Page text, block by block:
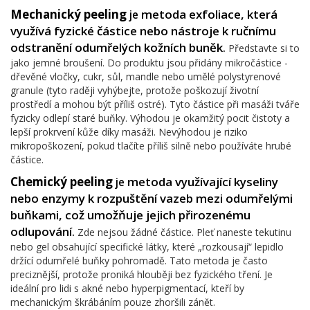
Mechanický peeling je metoda exfoliace, která
využívá fyzické částice nebo nástroje k ručnímu
odstranění odumřelých kožních buněk. Představte si to
jako jemné broušení. Do produktu jsou přidány mikročástice -
dřevěné vločky, cukr, sůl, mandle nebo umělé polystyrenové
granule (tyto raději vyhýbejte, protože poškozují životní
prostředí a mohou být příliš ostré). Tyto částice při masáži tváře
fyzicky odlepí staré buňky. Výhodou je okamžitý pocit čistoty a
lepší prokrvení kůže díky masáži. Nevýhodou je riziko
mikropoškození, pokud tlačíte příliš silně nebo používáte hrubé
částice.
Chemický peeling je metoda využívající kyseliny
nebo enzymy k rozpuštění vazeb mezi odumřelými
buňkami, což umožňuje jejich přirozenému
odlupování. Zde nejsou žádné částice. Pleť naneste tekutinu
nebo gel obsahující specifické látky, které „rozkousají“ lepidlo
držící odumřelé buňky pohromadě. Tato metoda je často
preciznější, protože proniká hlouběji bez fyzického tření. Je
ideální pro lidi s akné nebo hyperpigmentací, kteří by
mechanickým škrábáním pouze zhoršili zánět.